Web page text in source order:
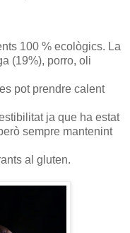
100 % ecològics. La
(19%), porro, oli
pot prendre calent
ja que ha estat
sempre mantenint
al gluten.